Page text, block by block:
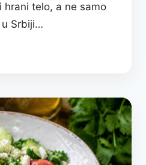
hrani telo, a ne samo
u Srbiji…